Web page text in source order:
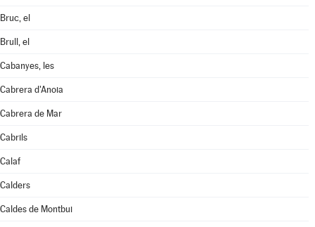
Bruc, el
Brull, el
Cabanyes, les
Cabrera d'Anoia
Cabrera de Mar
Cabrils
Calaf
Calders
Caldes de Montbui